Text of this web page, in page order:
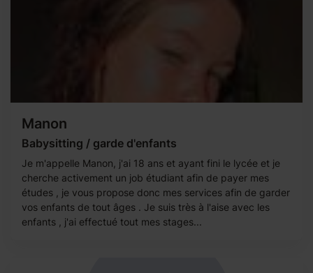
Manon
Babysitting / garde d'enfants
Je m'appelle Manon, j'ai 18 ans et ayant fini le lycée et je
cherche activement un job étudiant afin de payer mes
études , je vous propose donc mes services afin de garder
vos enfants de tout âges . Je suis très à l'aise avec les
enfants , j'ai effectué tout mes stages...